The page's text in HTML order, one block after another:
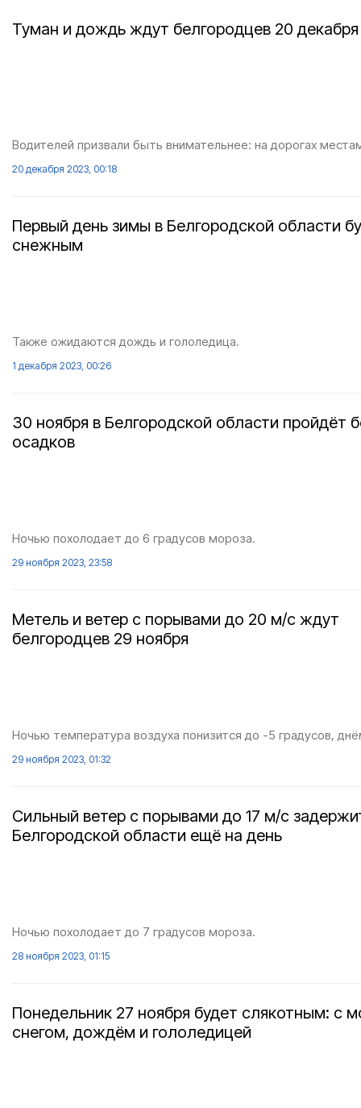
Туман и дождь ждут белгородцев 20 декабря
Водителей призвали быть внимательнее: на дорогах
20 декабря 2023, 00:18
Первый день зимы в Белгородской области
снежным
Также ожидаются дождь и гололедица.
1 декабря 2023, 00:26
30 ноября в Белгородской области пройдёт
осадков
Ночью похолодает до 6 градусов мороза.
29 ноября 2023, 23:58
Метель и ветер с порывами до 20 м/с ждут
белгородцев 29 ноября
Ночью температура воздуха понизится до -5 градусов,
29 ноября 2023, 01:32
Сильный ветер с порывами до 17 м/с
Белгородской области ещё на день
Ночью похолодает до 7 градусов мороза.
28 ноября 2023, 01:15
Понедельник 27 ноября будет слякотным: с
снегом, дождём и гололедицей